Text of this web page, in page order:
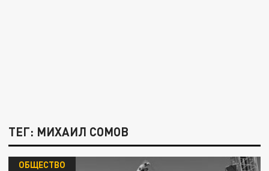
ТЕГ: МИХАИЛ СОМОВ
ОБЩЕСТВО